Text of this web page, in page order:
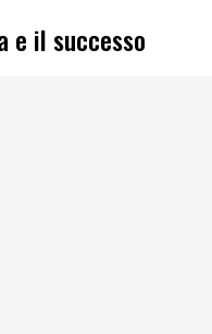
e il successo